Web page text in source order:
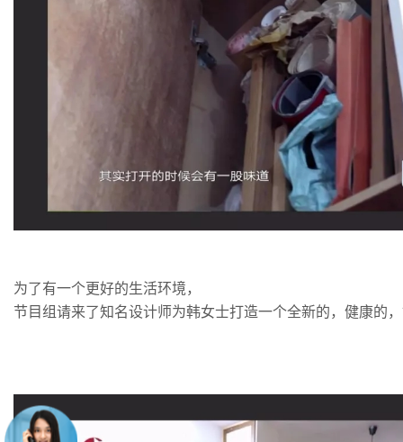
为了有一个更好的生活环境，
节目组请来了知名设计师为韩女士打造一个全新的，健康的